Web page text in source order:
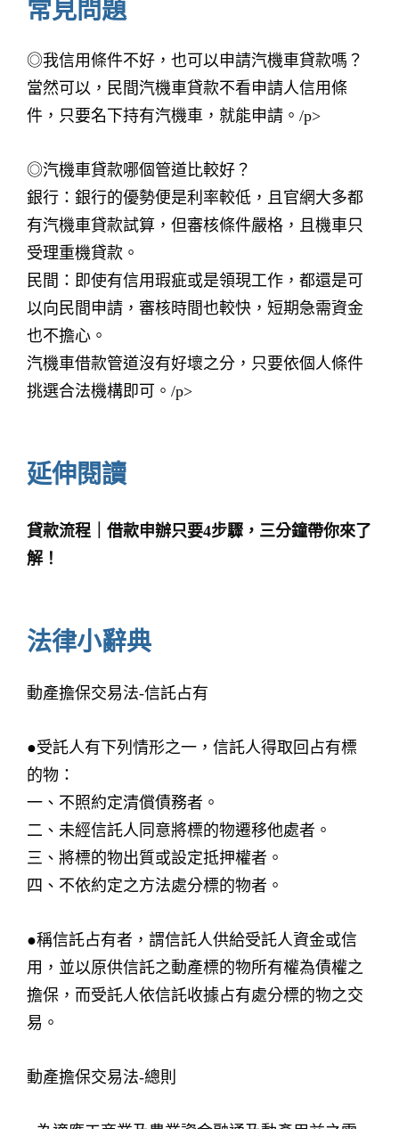
常見問題
◎我信用條件不好，也可以申請汽機車貸款嗎？
當然可以，民間汽機車貸款不看申請人信用條
件，只要名下持有汽機車，就能申請。/p>
◎汽機車貸款哪個管道比較好？
銀行：銀行的優勢便是利率較低，且官網大多都
有汽機車貸款試算，但審核條件嚴格，且機車只
受理重機貸款。
民間：即使有信用瑕疵或是領現工作，都還是可
以向民間申請，審核時間也較快，短期急需資金
也不擔心。
汽機車借款管道沒有好壞之分，只要依個人條件
挑選合法機構即可。/p>
延伸閱讀
貸款流程｜借款申辦只要4步驟，三分鐘帶你來了
解！
法律小辭典
動產擔保交易法-信託占有
●受託人有下列情形之一，信託人得取回占有標
的物：
一、不照約定清償債務者。
二、未經信託人同意將標的物遷移他處者。
三、將標的物出質或設定抵押權者。
四、不依約定之方法處分標的物者。
●稱信託占有者，謂信託人供給受託人資金或信
用，並以原供信託之動產標的物所有權為債權之
擔保，而受託人依信託收據占有處分標的物之交
易。
動產擔保交易法-總則